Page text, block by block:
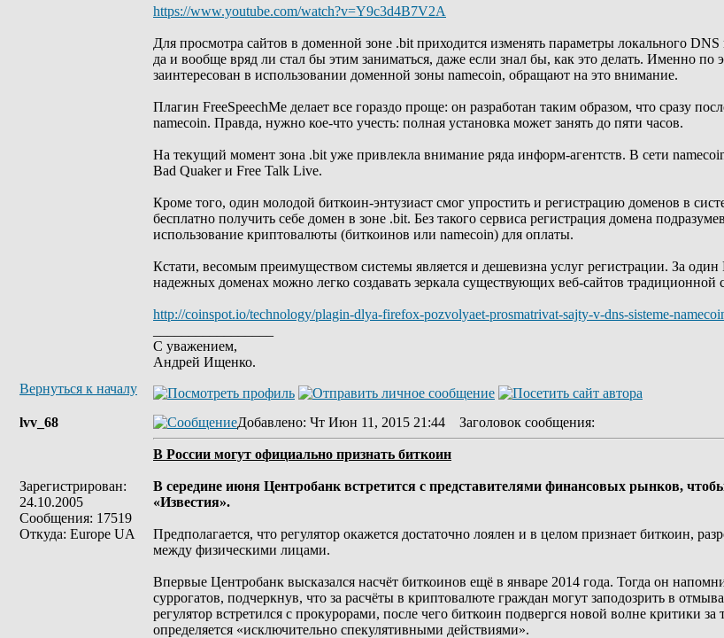
https://www.youtube.com/watch?v=Y9c3d4B7V2A
Для просмотра сайтов в доменной зоне .bit приходится изменять параметры локального
да и вообще вряд ли стал бы этим заниматься, даже если знал бы, как это делать. Именно
заинтересован в использовании доменной зоны namecoin, обращают на это внимание.
Плагин FreeSpeechMe делает все гораздо проще: он разработан таким образом, что сразу
namecoin. Правда, нужно кое-что учесть: полная установка может занять до пяти часов.
На текущий момент зона .bit уже привлекла внимание ряда информ-агентств. В сети
Bad Quaker и Free Talk Live.
Кроме того, один молодой биткоин-энтузиаст смог упростить и регистрацию доменов в
бесплатно получить себе домен в зоне .bit. Без такого сервиса регистрация домена
использование криптовалюты (биткоинов или namecoin) для оплаты.
Кстати, весомым преимуществом системы является и дешевизна услуг регистрации. За
надежных доменах можно легко создавать зеркала существующих веб-сайтов традиционной
http://coinspot.io/technology/plagin-dlya-firefox-pozvolyaet-prosmatrivat-sajty-v-dns-sisteme-
С уважением,
Андрей Ищенко.
Вернуться к началу
lvv_68
Зарегистрирован:
24.10.2005
Сообщения: 17519
Откуда: Europe UA
Добавлено: Чт Июн 11, 2015 21:44 Заголовок сообщения:
В России могут официально признать биткоин
В середине июня Центробанк встретится с представителями финансовых рынков,
«Известия».
Предполагается, что регулятор окажется достаточно лоялен и в целом признает биткоин,
между физическими лицами.
Впервые Центробанк высказался насчёт биткоинов ещё в январе 2014 года. Тогда он
суррогатов, подчеркнув, что за расчёты в криптовалюте граждан могут заподозрить в
регулятор встретился с прокурорами, после чего биткоин подвергся новой волне критики
определяется «исключительно спекулятивными действиями».